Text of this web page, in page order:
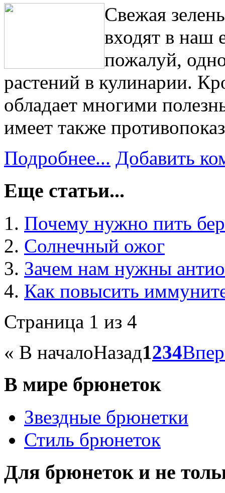
Свежая
входят в наш
пожалуй,
растений в кулинарии.
обладает многими
имеет также
Подробнее... Добавить
Еще статьи...
Почему нужно пить
Солнечный ожог
Зачем нам нужны
Как повысить
Страница 1 из 4
« В началоНазад1234
В мире брюнеток
Звездные брюнетки
Стиль брюнеток
Для брюнеток и не